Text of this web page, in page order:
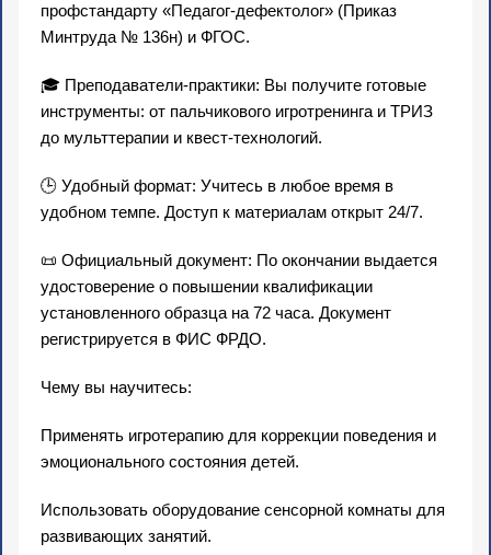
профстандарту «Педагог-дефектолог» (Приказ
Минтруда № 136н) и ФГОС.
🎓 Преподаватели-практики: Вы получите готовые
инструменты: от пальчикового игротренинга и ТРИЗ
до мульттерапии и квест-технологий.
🕒 Удобный формат: Учитесь в любое время в
удобном темпе. Доступ к материалам открыт 24/7.
📜 Официальный документ: По окончании выдается
удостоверение о повышении квалификации
установленного образца на 72 часа. Документ
регистрируется в ФИС ФРДО.
Чему вы научитесь:
Применять игротерапию для коррекции поведения и
эмоционального состояния детей.
Использовать оборудование сенсорной комнаты для
развивающих занятий.